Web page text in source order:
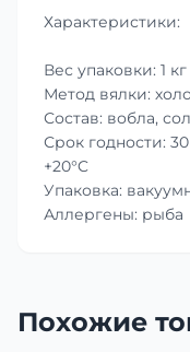
Характеристики:
Вес упаковки: 1 кг
Метод вялки:
Состав: вобла,
Срок годности:
+20°C
Упаковка:
Аллергены: рыба
Похожие